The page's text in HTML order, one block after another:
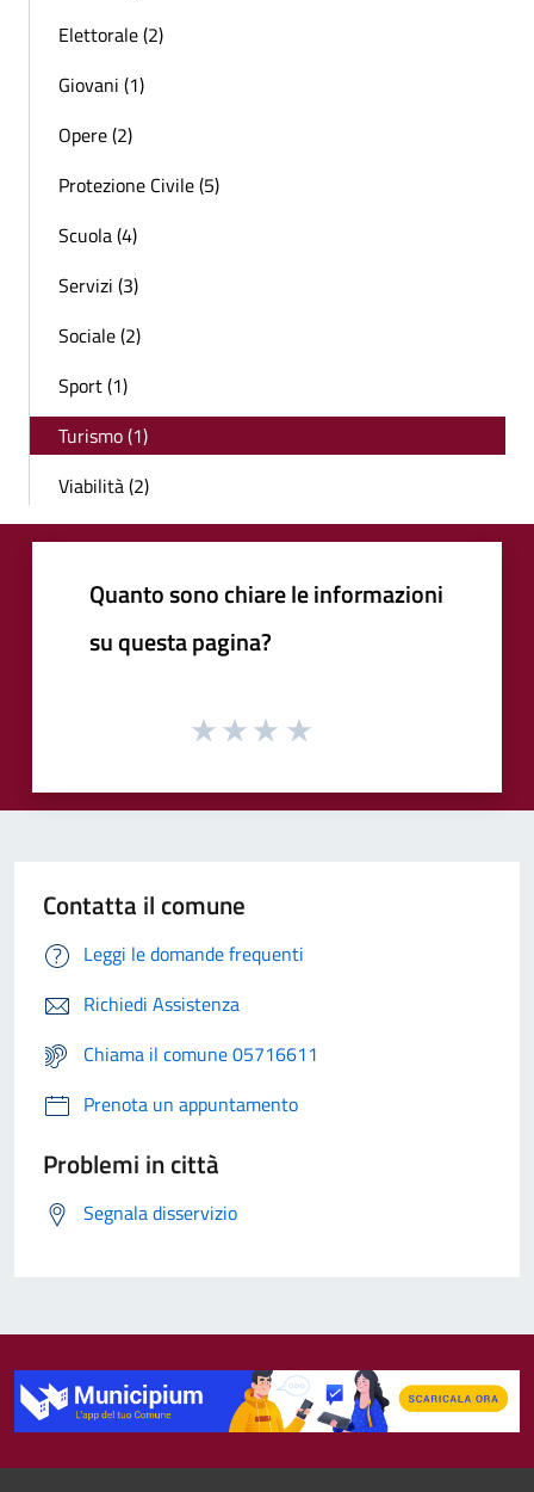
Elettorale (2)
Giovani (1)
Opere (2)
Protezione Civile (5)
Scuola (4)
Servizi (3)
Sociale (2)
Sport (1)
Turismo (1)
Viabilità (2)
Quanto sono chiare le informazioni
su questa pagina?
Contatta il comune
Leggi le domande frequenti
Richiedi Assistenza
Chiama il comune 05716611
Prenota un appuntamento
Problemi in città
Segnala disservizio